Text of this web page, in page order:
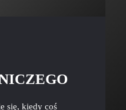
się, kiedy coś